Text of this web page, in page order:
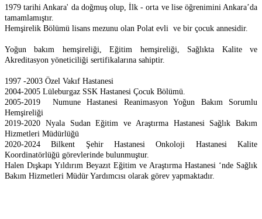
1979 tarihi Ankara' da doğmuş olup, İlk - orta ve lise öğrenimini Ankara’da
tamamlamıştır.
Hemşirelik Bölümü lisans mezunu olan Polat evli ve bir çocuk annesidir.
Yoğun bakım hemşireliği, Eğitim hemşireliği, Sağlıkta Kalite ve
Akreditasyon yöneticiliği sertifikalarına sahiptir.
1997 -2003 Özel Vakıf Hastanesi
2004-2005 Lüleburgaz SSK Hastanesi Çocuk Bölümü.
2005-2019 Numune Hastanesi Reanimasyon Yoğun Bakım Sorumlu
Hemşireliği
2019-2020 Nyala Sudan Eğitim ve Araştırma Hastanesi Sağlık Bakım
Hizmetleri Müdürlüğü
2020-2024 Bilkent Şehir Hastanesi Onkoloji Hastanesi Kalite
Koordinatörlüğü görevlerinde bulunmuştur.
Halen Dışkapı Yıldırım Beyazıt Eğitim ve Araştırma Hastanesi ‘nde Sağlık
Bakım Hizmetleri Müdür Yardımcısı olarak görev yapmaktadır.